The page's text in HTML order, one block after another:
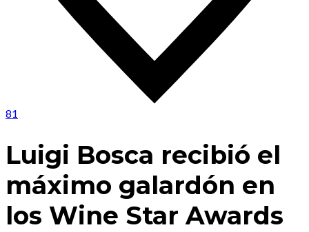
81
Luigi Bosca recibió el
máximo galardón en
los Wine Star Awards